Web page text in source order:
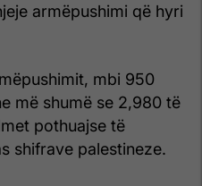
armëpushimi që hyri
mbi 950
më shumë se 2,980 të
pothuajse të
shifrave palestineze.